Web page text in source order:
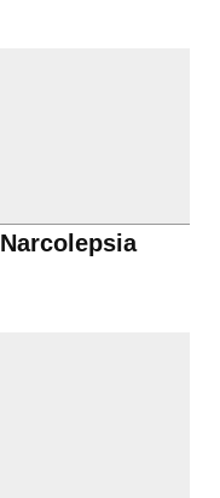
Narcolepsia